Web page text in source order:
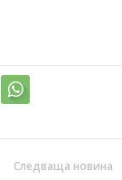
Следваща новина